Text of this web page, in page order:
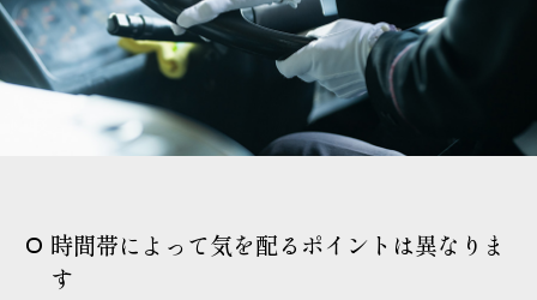
時間帯によって気を配るポイントは異なりま
す